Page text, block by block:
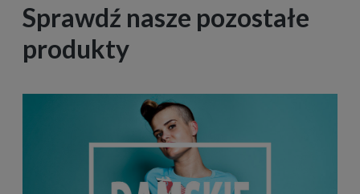
Sprawdź nasze pozostałe
produkty